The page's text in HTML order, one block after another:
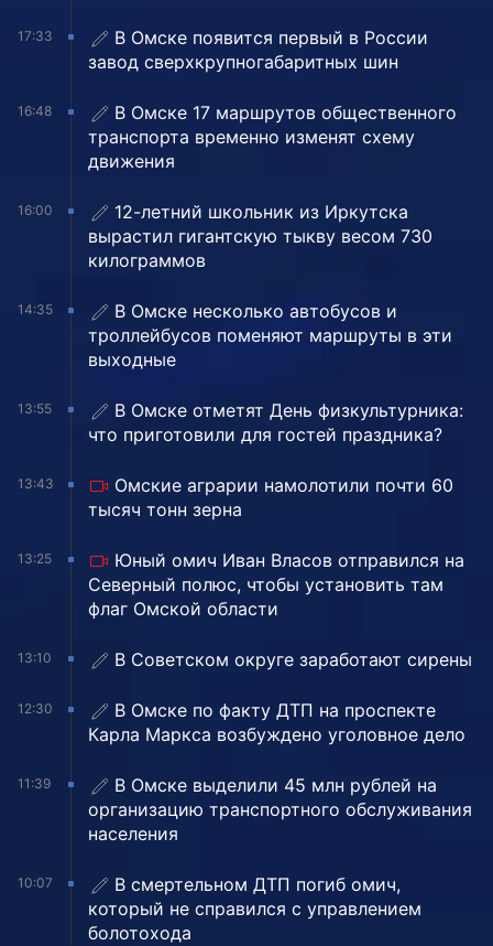
17:33
В Омске появится первый в России
завод сверхкрупногабаритных шин
16:48
В Омске 17 маршрутов общественного
транспорта временно изменят схему
движения
16:00
12-летний школьник из Иркутска
вырастил гигантскую тыкву весом 730
килограммов
14:35
В Омске несколько автобусов и
троллейбусов поменяют маршруты в эти
выходные
13:55
В Омске отметят День физкультурника:
что приготовили для гостей праздника?
13:43
Омские аграрии намолотили почти 60
тысяч тонн зерна
13:25
Юный омич Иван Власов отправился на
Северный полюс, чтобы установить там
флаг Омской области
13:10 В Советском округе заработают сирены
12:30
В Омске по факту ДТП на проспекте
Карла Маркса возбуждено уголовное дело
11:39
В Омске выделили 45 млн рублей на
организацию транспортного обслуживания
населения
10:07
В смертельном ДТП погиб омич,
который не справился с управлением
болотохода